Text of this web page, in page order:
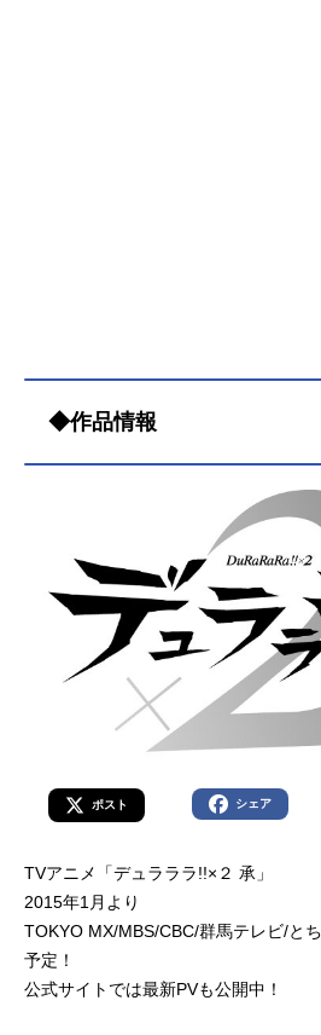
◆作品情報
ポスト シェア
TVアニメ「デュラララ!!×２ 承」
2015年1月より
TOKYO MX/MBS/CBC/群馬テレビ/と
予定！
公式サイトでは最新PVも公開中！